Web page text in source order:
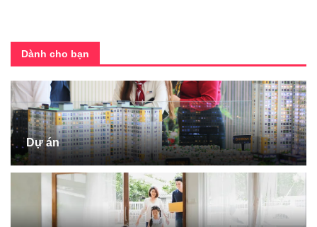
Dành cho bạn
Dự án